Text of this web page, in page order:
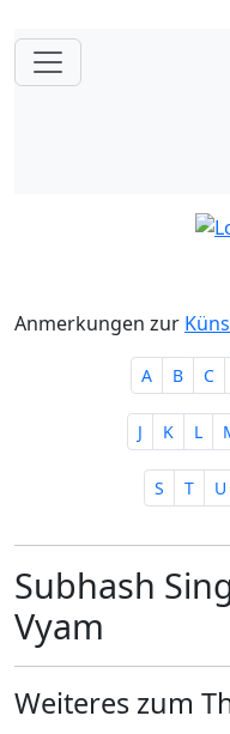
Anmerkungen zur
A B C
J K L
S T U
Subhash
Vyam
Weiteres zum